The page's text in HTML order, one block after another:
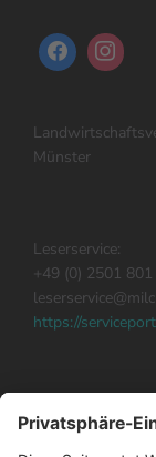
Münster
Leserservice:
+49 (0) 2501
https://
Milchkuh
Impressum